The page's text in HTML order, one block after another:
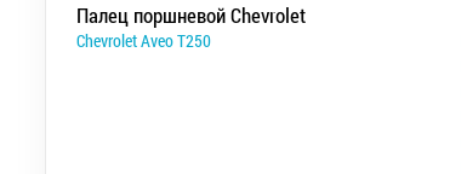
Палец поршневой Chevrolet
Chevrolet Aveo T250